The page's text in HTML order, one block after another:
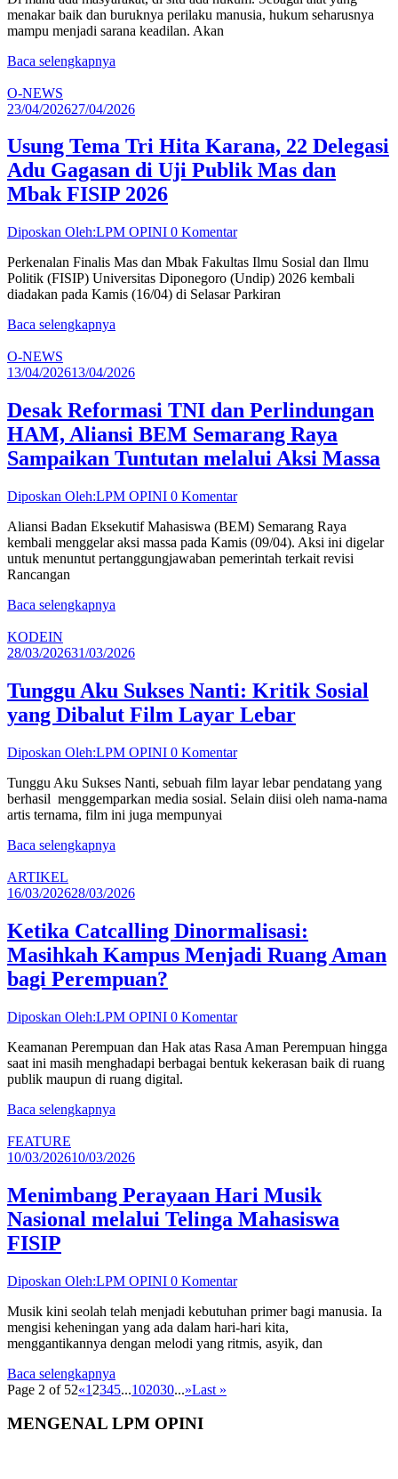
menakar baik dan buruknya perilaku manusia, hukum seharusnya
mampu menjadi sarana keadilan. Akan
Baca selengkapnya
O-NEWS
23/04/202627/04/2026
Usung Tema Tri Hita Karana, 22 Delegasi
Adu Gagasan di Uji Publik Mas dan
Mbak FISIP 2026
Diposkan Oleh:LPM OPINI 0 Komentar
Perkenalan Finalis Mas dan Mbak Fakultas Ilmu Sosial dan Ilmu
Politik (FISIP) Universitas Diponegoro (Undip) 2026 kembali
diadakan pada Kamis (16/04) di Selasar Parkiran
Baca selengkapnya
O-NEWS
13/04/202613/04/2026
Desak Reformasi TNI dan Perlindungan
HAM, Aliansi BEM Semarang Raya
Sampaikan Tuntutan melalui Aksi Massa
Diposkan Oleh:LPM OPINI 0 Komentar
Aliansi Badan Eksekutif Mahasiswa (BEM) Semarang Raya
kembali menggelar aksi massa pada Kamis (09/04). Aksi ini digelar
untuk menuntut pertanggungjawaban pemerintah terkait revisi
Rancangan
Baca selengkapnya
KODEIN
28/03/202631/03/2026
Tunggu Aku Sukses Nanti: Kritik Sosial
yang Dibalut Film Layar Lebar
Diposkan Oleh:LPM OPINI 0 Komentar
Tunggu Aku Sukses Nanti, sebuah film layar lebar pendatang yang
berhasil menggemparkan media sosial. Selain diisi oleh nama-nama
artis ternama, film ini juga mempunyai
Baca selengkapnya
ARTIKEL
16/03/202628/03/2026
Ketika Catcalling Dinormalisasi:
Masihkah Kampus Menjadi Ruang Aman
bagi Perempuan?
Diposkan Oleh:LPM OPINI 0 Komentar
Keamanan Perempuan dan Hak atas Rasa Aman Perempuan hingga
saat ini masih menghadapi berbagai bentuk kekerasan baik di ruang
publik maupun di ruang digital.
Baca selengkapnya
FEATURE
10/03/202610/03/2026
Menimbang Perayaan Hari Musik
Nasional melalui Telinga Mahasiswa
FISIP
Diposkan Oleh:LPM OPINI 0 Komentar
Musik kini seolah telah menjadi kebutuhan primer bagi manusia. Ia
mengisi keheningan yang ada dalam hari-hari kita,
menggantikannya dengan melodi yang ritmis, asyik, dan
Baca selengkapnya
Page 2 of 52«1 2345...102030...»Last »
MENGENAL LPM OPINI